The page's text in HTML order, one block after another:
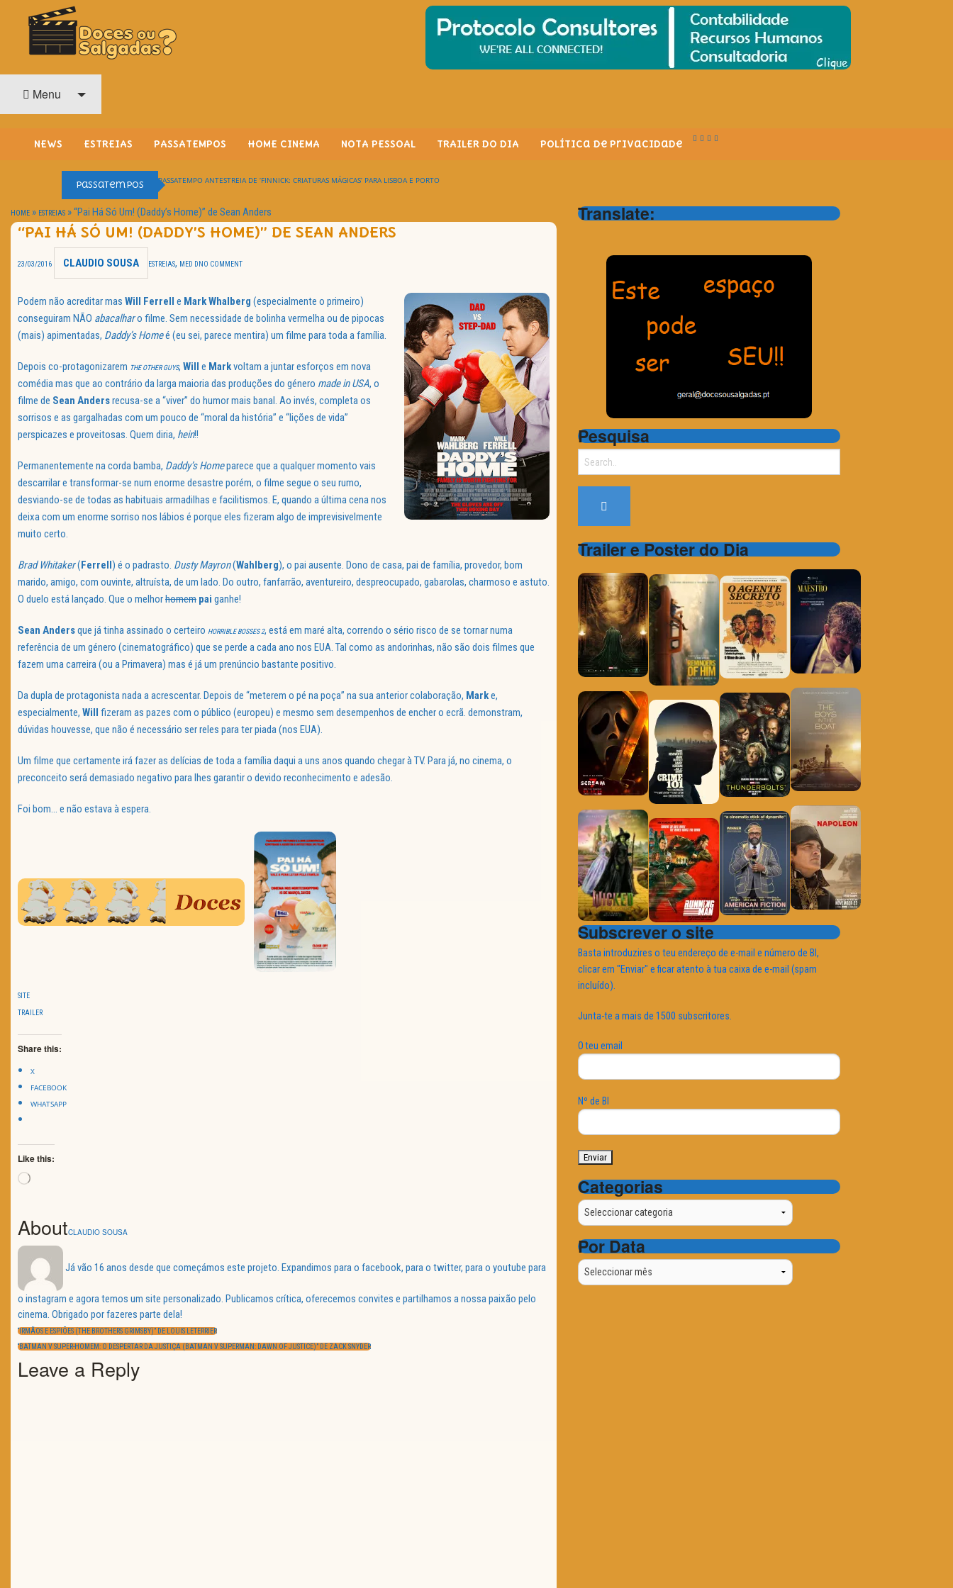
O Cinema? Uma Paixão!!
Menu
NEWS ESTREIAS PASSATEMPOS HOME CINEMA NOTA PESSOAL TRAILER DO DIA Política de Privacidade
Passatempos PASSATEMPO ANTESTREIA DE ‘FINNICK: CRIATURAS MÁGICAS’ PARA LISBOA E PORTO
HOME » ESTREIAS »“Pai Há Só Um! (Daddy’s Home)” de Sean Anders
“PAI HÁ SÓ UM! (DADDY’S HOME)” DE SEAN ANDERS
23/03/2016 CLAUDIO SOUSA ESTREIAS, MED D NO COMMENT
Podem não acreditar mas Will Ferrell e Mark Whalberg (especialmente o primeiro)
conseguiram NÃO abacalharo filme. Sem necessidade de bolinha vermelha ou de pipocas
(mais) apimentadas, Daddy’s Homeé (eu sei, parece mentira) um filme para toda a família.
Depois co-protagonizarem THE OTHER GUYS, Will e Markvoltam a juntar esforços em nova
comédia mas que ao contrário da larga maioria das produções do género made in USA, o
filme de Sean Andersrecusa-se a “viver” do humor mais banal. Ao invés, completa os
sorrisos e as gargalhadas com um pouco de “moral da história” e “lições de vida”
perspicazes e proveitosas. Quem diria, hein!!
Permanentemente na corda bamba, Daddy’s Homeparece que a qualquer momento vais
descarrilar e transformar-se num enorme desastre porém, o filme segue o seu rumo,
desviando-se de todas as habituais armadilhas e facilitismos. E, quando a última cena nos
deixa com um enorme sorriso nos lábios é porque eles fizeram algo de imprevisivelmente
muito certo.
Brad Whitaker(Ferrell) é o padrasto. Dusty Mayron(Wahlberg), o pai ausente. Dono de casa, pai de família, provedor, bom
marido, amigo, com ouvinte, altruísta, de um lado. Do outro, fanfarrão, aventureiro, despreocupado, gabarolas, charmoso e astuto.
O duelo está lançado. Que o melhorhomem pai ganhe!
Sean Andersque já tinha assinado o certeiro HORRIBLE BOSSES 2, está em maré alta, correndo o sério risco de se tornar numa
referência de um género (cinematográfico) que se perde a cada ano nos EUA. Tal como as andorinhas, não são dois filmes que
fazem uma carreira (ou a Primavera) mas é já um prenúncio bastante positivo.
Da dupla de protagonista nada a acrescentar. Depois de “meterem o pé na poça” na sua anterior colaboração, Marke,
especialmente, Will fizeram as pazes com o público (europeu) e mesmo sem desempenhos de encher o ecrã. demonstram,
dúvidas houvesse, que não é necessário ser reles para ter piada (nos EUA).
Um filme que certamente irá fazer as delícias de toda a família daqui a uns anos quando chegar à TV. Para já, no cinema, o
preconceito será demasiado negativo para lhes garantir o devido reconhecimento e adesão.
Foi bom… e não estava à espera.
SITE
TRAILER
Share this:
X
FACEBOOK
WHATSAPP
Like this:
Loading…
AboutCLAUDIO SOUSA
Já vão 16 anos desde que começámos este projeto. Expandimos para o facebook, para o twitter, para o youtube para
o instagram e agora temos um site personalizado. Publicamos crítica, oferecemos convites e partilhamos a nossa paixão pelo
cinema. Obrigado por fazeres parte dela!
Navegação
de
artigos
PREVIOUS
POST:
“IRMÃOS E ESPIÕES (THE BROTHERS GRIMSBY)” DE LOUIS LETERRIER
NEXT
POST:
“BATMAN V SUPER-HOMEM: O DESPERTAR DA JUSTIÇA (BATMAN V SUPERMAN: DAWN OF JUSTICE)” DE ZACK SNYDER
Leave a Reply
Translate:
Pesquisa
Trailer e Poster do Dia
Subscrever o site
Basta introduzires o teu endereço de e-mail e número de BI,
clicar em "Enviar" e ficar atento à tua caixa de e-mail (spam
incluído).
Junta-te a mais de 1500 subscritores.
O teu email
Nº de BI
Categorias
Categorias
Por Data
Por
Data